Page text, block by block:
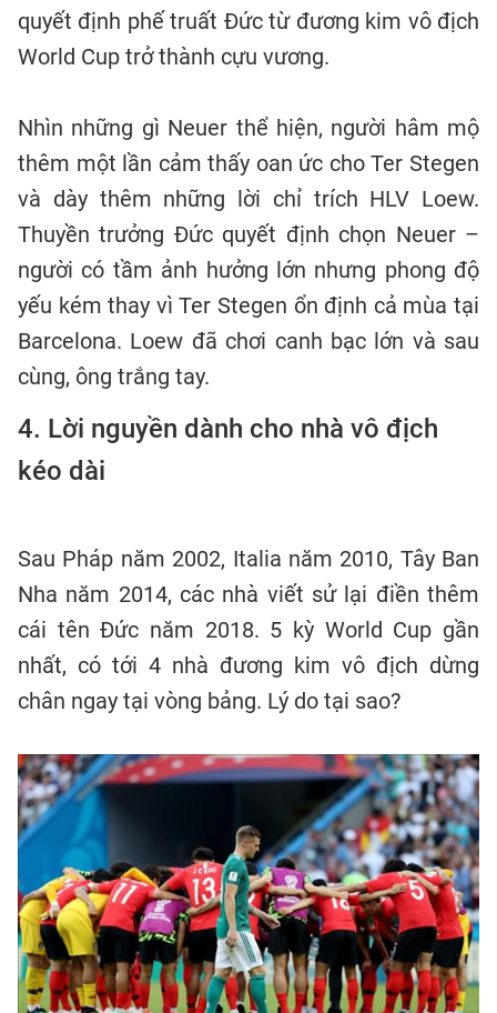
quyết định phế truất Đức từ đương kim vô địch
World Cup trở thành cựu vương.
Nhìn những gì Neuer thể hiện, người hâm mộ
thêm một lần cảm thấy oan ức cho Ter Stegen
và dày thêm những lời chỉ trích HLV Loew.
Thuyền trưởng Đức quyết định chọn Neuer –
người có tầm ảnh hưởng lớn nhưng phong độ
yếu kém thay vì Ter Stegen ổn định cả mùa tại
Barcelona. Loew đã chơi canh bạc lớn và sau
cùng, ông trắng tay.
4. Lời nguyền dành cho nhà vô địch
kéo dài
Sau Pháp năm 2002, Italia năm 2010, Tây Ban
Nha năm 2014, các nhà viết sử lại điền thêm
cái tên Đức năm 2018. 5 kỳ World Cup gần
nhất, có tới 4 nhà đương kim vô địch dừng
chân ngay tại vòng bảng. Lý do tại sao?